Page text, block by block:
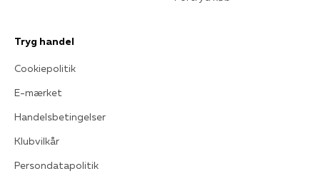
Tryg handel
Cookiepolitik
E-mærket
Handelsbetingelser
Klubvilkår
Persondatapolitik